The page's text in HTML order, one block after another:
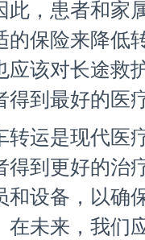
此，患者和家
的保险来降低
应该对长途救
得到最好的医
转运是现代医
得到更好的治
和设备，以确
在未来，我们